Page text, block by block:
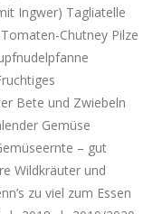
Ingwer) Tagliatelle
Chutney Pilze
Bete und Zwiebeln
Gemüse
– gut
Wildkräuter und
zu viel zum Essen